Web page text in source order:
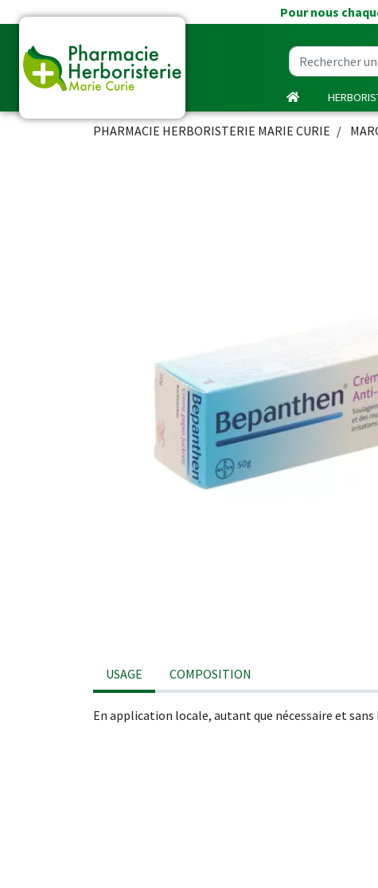
Pour nous
PHARMACIE HERBORISTERIE MARIE CURIE
USAGE COMPOSITION
En application locale, autant que nécessaire et